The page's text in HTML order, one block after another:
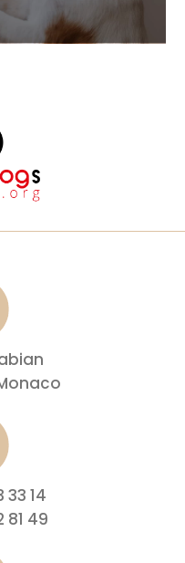
33 14
81 49